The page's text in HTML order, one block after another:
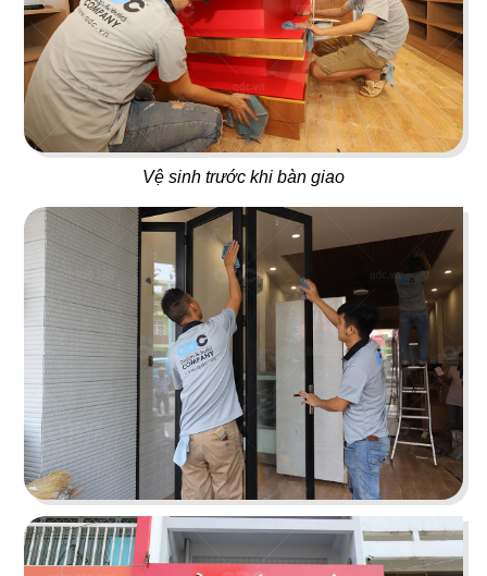
Vệ sinh trước khi bàn giao
63
CHARM
Bistro & Cafe
64
A MÀ KITCHEN
Nhà hàng Hongkong
65
CAFE 1987
Cafe sân vườn
66
NGUYÊN SINH EST.1942
Bistro
67
LE STEAK
Nhà hàng Âu
68
CƠM NIÊU VĨNH LONG
Nhà hàng Việt